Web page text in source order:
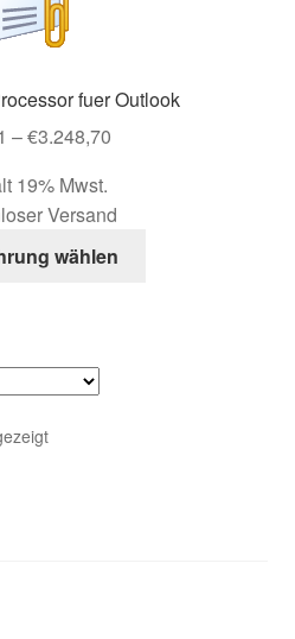
und Rückgaben
fuer Outlook
–€3.248,70Preisspanne:
€3.248,70
19% Mwst.
Versand
wählen